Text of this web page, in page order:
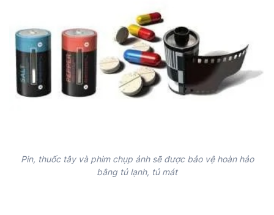
Pin, thuốc tây và phim chụp ảnh sẽ được bảo vệ hoàn hảo
bằng tủ lạnh, tủ mát